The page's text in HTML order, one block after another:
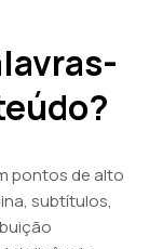
pontos de alto
subtítulos,